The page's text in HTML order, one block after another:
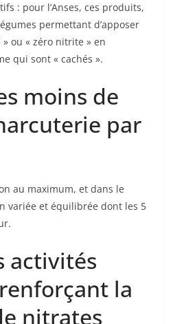
: pour l’Anses, ces produits,
permettant d’apposer
ou « zéro nitrite » en
qui sont « cachés ».
moins de
par
au maximum, et dans le
variée et équilibrée dont les 5
activités
la
nitrates